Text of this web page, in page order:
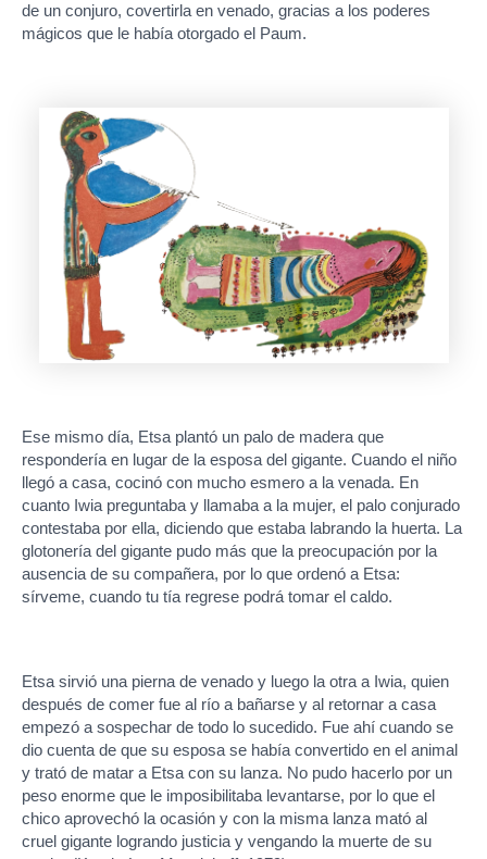
de un conjuro, covertirla en venado, gracias a los poderes
mágicos que le había otorgado el Paum.
Ese mismo día, Etsa plantó un palo de madera que
respondería en lugar de la esposa del gigante. Cuando el niño
llegó a casa, cocinó con mucho esmero a la venada. En
cuanto Iwia preguntaba y llamaba a la mujer, el palo conjurado
contestaba por ella, diciendo que estaba labrando la huerta. La
glotonería del gigante pudo más que la preocupación por la
ausencia de su compañera, por lo que ordenó a Etsa:
sírveme, cuando tu tía regrese podrá tomar el caldo.
Etsa sirvió una pierna de venado y luego la otra a Iwia, quien
después de comer fue al río a bañarse y al retornar a casa
empezó a sospechar de todo lo sucedido. Fue ahí cuando se
dio cuenta de que su esposa se había convertido en el animal
y trató de matar a Etsa con su lanza. No pudo hacerlo por un
peso enorme que le imposibilitaba levantarse, por lo que el
chico aprovechó la ocasión y con la misma lanza mató al
cruel gigante logrando justicia y vengando la muerte de su